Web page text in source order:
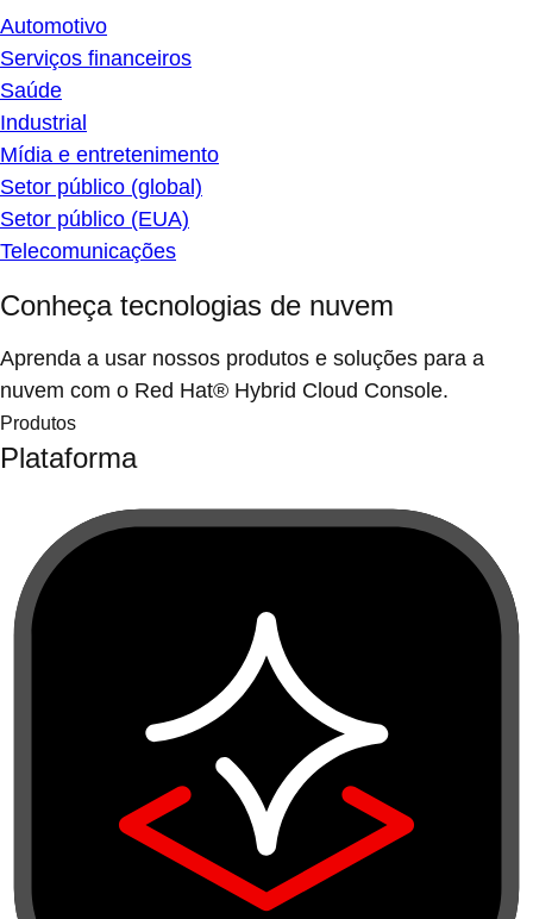
Automotivo
Serviços financeiros
Saúde
Industrial
Mídia e entretenimento
Setor público (global)
Setor público (EUA)
Telecomunicações
Conheça tecnologias de nuvem
Aprenda a usar nossos produtos e soluções para a
nuvem com o Red Hat® Hybrid Cloud Console.
Produtos
Plataforma